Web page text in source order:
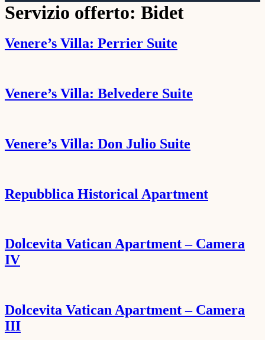
Servizio offerto: Bidet
Venere’s Villa: Perrier Suite
Venere’s Villa: Belvedere Suite
Venere’s Villa: Don Julio Suite
Repubblica Historical Apartment
Dolcevita Vatican Apartment – Camera
IV
Dolcevita Vatican Apartment – Camera
III